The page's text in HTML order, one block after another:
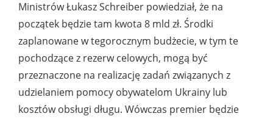
Ministrów Łukasz Schreiber powiedział, że na
początek będzie tam kwota 8 mld zł. Środki
zaplanowane w tegorocznym budżecie, w tym te
pochodzące z rezerw celowych, mogą być
przeznaczone na realizację zadań związanych z
udzielaniem pomocy obywatelom Ukrainy lub
kosztów obsługi długu. Wówczas premier będzie